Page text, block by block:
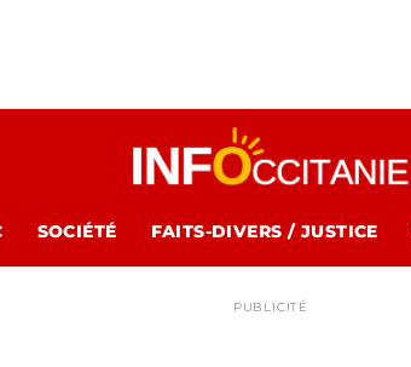
SOCIÉTÉ FAITS-DIVERS / JUSTICE
PUBLICITÉ